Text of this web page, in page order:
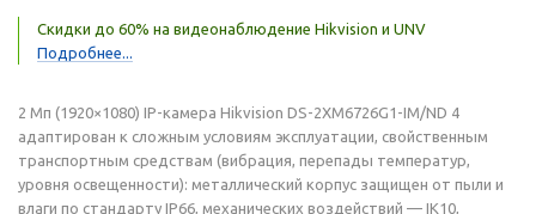
Скидки до 60% на видеонаблюдение Hikvision и UNV
Подробнее...
2 Мп (1920×1080) IP-камера Hikvision DS-2XM6726G1-IM/ND 4
адаптирован к сложным условиям эксплуатации, свойственным
транспортным средствам (вибрация, перепады температур,
уровня освещенности): металлический корпус защищен от пыли и
влаги по стандарту IP66, механических воздействий — IK10,